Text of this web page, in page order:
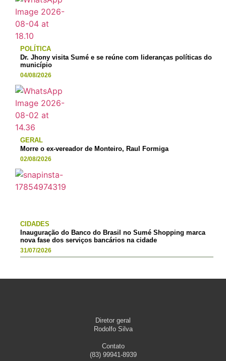
POLÍTICA
Dr. Jhony visita Sumé e se reúne com lideranças políticas do
município
04/08/2026
GERAL
Morre o ex-vereador de Monteiro, Raul Formiga
02/08/2026
CIDADES
Inauguração do Banco do Brasil no Sumé Shopping marca
nova fase dos serviços bancários na cidade
31/07/2026
Diretor geral
Rodolfo Silva
Contato
(83) 99941-8939